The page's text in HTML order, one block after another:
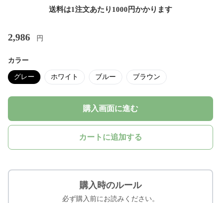
送料は1注文あたり 1000 円かかります
2,986 円
カラー
グレー ホワイト ブルー ブラウン
購入画面に進む
カートに追加する
購入時のルール
必ず購入前にお読みください。